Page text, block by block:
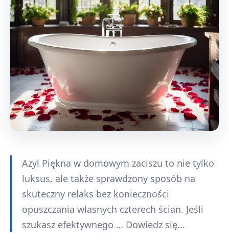
Azyl Piękna w domowym zaciszu to nie tylko
luksus, ale także sprawdzony sposób na
skuteczny relaks bez konieczności
opuszczania własnych czterech ścian. Jeśli
szukasz efektywnego … Dowiedz się...